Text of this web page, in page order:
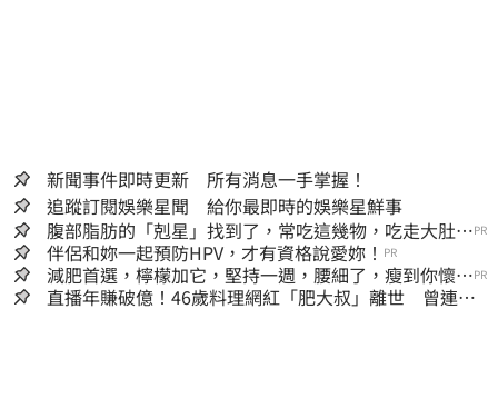
新聞事件即時更新 所有消息一手掌握！
追蹤訂閱娛樂星聞 給你最即時的娛樂星鮮事
腹部脂肪的「剋星」找到了，常吃這幾物，吃走大肚
囊，瘦出小蠻腰
PR
伴侶和妳一起預防HPV，才有資格說愛妳！ PR
減肥首選，檸檬加它，堅持一週，腰細了，瘦到你懷疑
人生
PR
直播年賺破億！46歲料理網紅「肥大叔」離世 曾連播